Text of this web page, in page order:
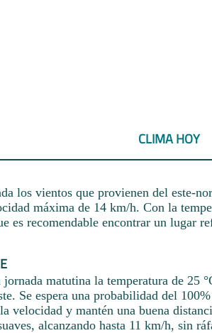
CLIMA HOY
los vientos que provienen del este-
máxima de 14 km/h. Con la
es recomendable encontrar un lugar
matutina la temperatura de 25
Se espera una probabilidad del
velocidad y mantén una buena
alcanzando hasta 11 km/h, sin